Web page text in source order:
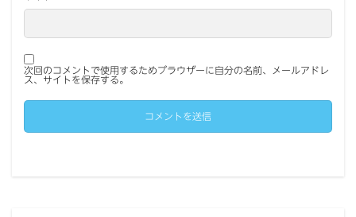
次回のコメントで使用するためブラウザーに自分の名前、メールアドレ
ス、サイトを保存する。